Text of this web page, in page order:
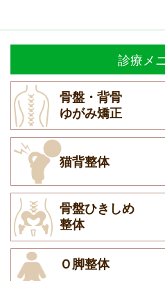
診療メ
骨盤・背骨
ゆがみ矯正
猫背整体
骨盤ひきしめ
整体
Ｏ脚整体